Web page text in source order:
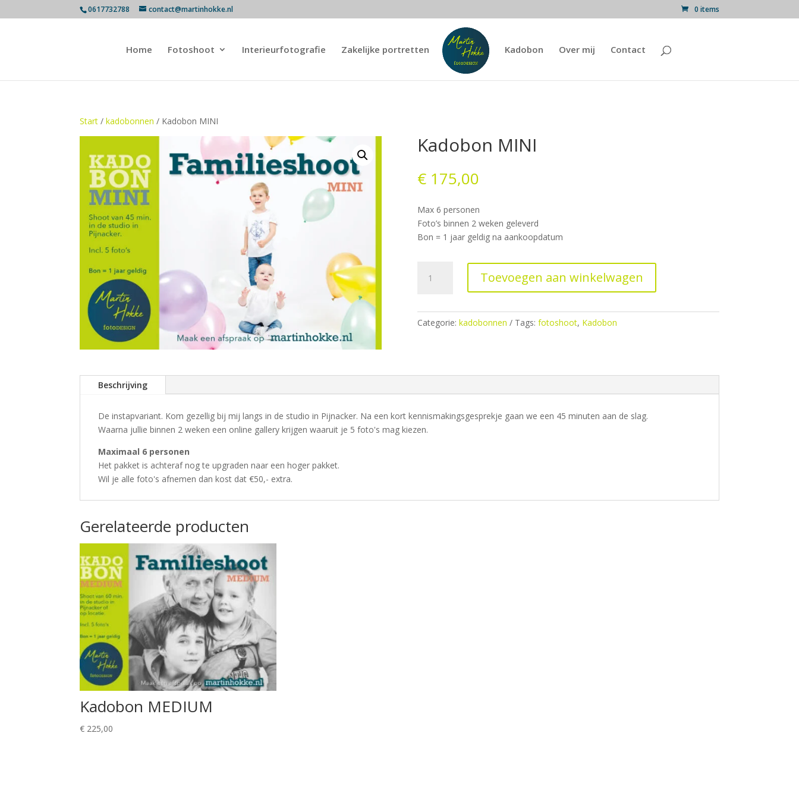
0617732788 contact@martinhokke.nl 0 items
Home Fotoshoot Interieurfotografie Zakelijke portretten Kadobon Over mij Contact
Start /kadobonnen / Kadobon MINI
Kadobon MINI
€175,00
Max 6 personen
Foto’s binnen 2 weken geleverd
Bon = 1 jaar geldig na aankoopdatum
MINI
Toevoegen aan winkelwagen
Categorie: kadobonnen Tags: fotoshoot, Kadobon
Beschrijving
De instapvariant. Kom gezellig bij mij langs in de studio in Pijnacker. Na een kort kennismakingsgesprekje gaan we een 45 minuten aan de slag.
Waarna jullie binnen 2 weken een online gallery krijgen waaruit je 5 foto's mag kiezen.
Maximaal 6 personen
Het pakket is achteraf nog te upgraden naar een hoger pakket.
Wil je alle foto's afnemen dan kost dat €50,- extra.
Gerelateerde producten
Kadobon MEDIUM
€ 225,00